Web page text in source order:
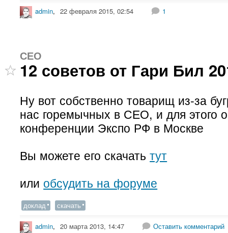
admin, 22 февраля 2015, 02:54 1
СЕО
12 советов от Гари Бил
Ну вот собственно товарищ из-за
нас горемычных в СЕО, и для этого
конференции Экспо РФ в Москве
Вы можете его скачатьтут
или обсудить на форуме
доклад скачать
admin, 20 марта 2013, 14:47 Оставить комментарий